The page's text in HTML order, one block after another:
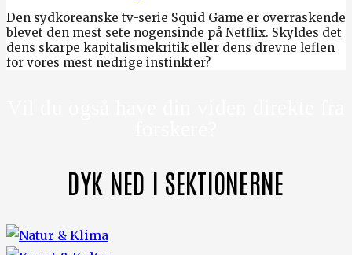
Den sydkoreanske tv-serie Squid Game er overraskende
blevet den mest sete nogensinde på Netflix. Skyldes det
dens skarpe kapitalismekritik eller dens drevne leflen
for vores mest nedrige instinkter?
DYK NED I SEKTIONERNE